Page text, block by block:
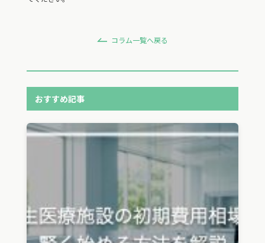
コラム一覧へ戻る
おすすめ記事